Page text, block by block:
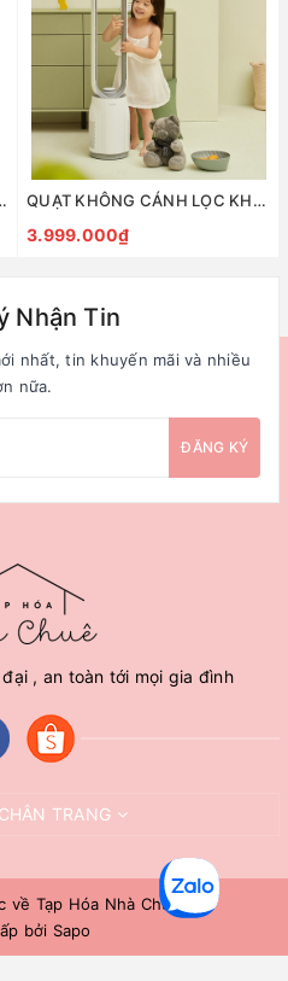
KEAHEAL K3 QUẠT KHÔNG CÁNH LỌC KHÔNG KHÍ CAO CẤP KEHEAL
3.999.000₫
Nhận Tin
nhất, tin khuyến mãi và nhiều
nữa.
ĐĂNG KÝ
, an toàn tới mọi gia đình
TRANG
về Tạp Hóa Nhà Chuê
bởi Sapo